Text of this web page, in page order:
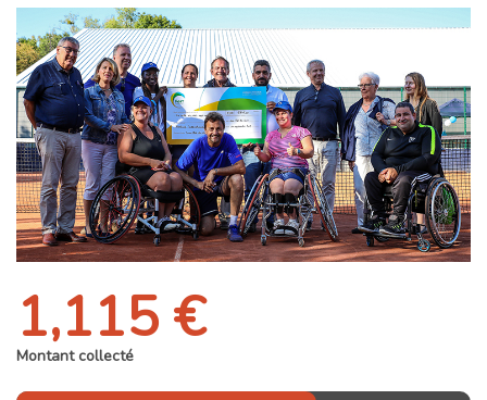
1,115 €
Montant collecté